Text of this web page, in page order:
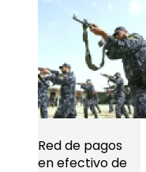
Red de pagos
en efectivo de